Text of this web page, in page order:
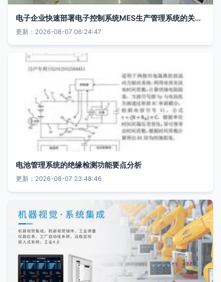
电子企业快速部署电子控制系统MES生产管理系统的关键步骤
更新：2026-08-07 06:24:47
电池管理系统的绝缘检测功能要点分析
更新：2026-08-07 23:48:46